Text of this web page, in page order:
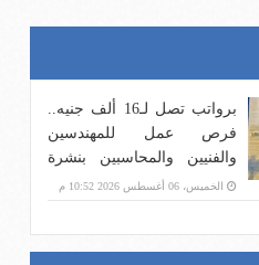
برواتب تصل لـ16 ألف جنيه..
فرص عمل للمهندسين
والفنيين والمحاسبين بنشرة
وزارة العمل
الخميس، 06 أغسطس 2026 10:52 م